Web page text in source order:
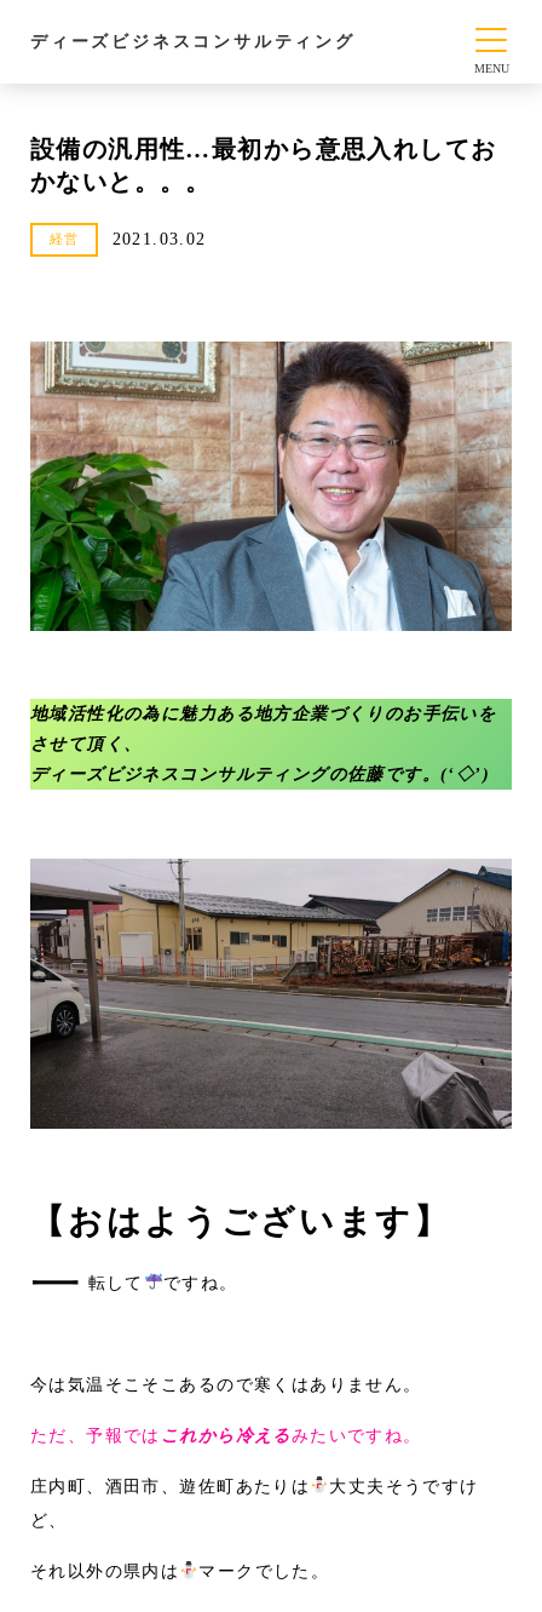
ディーズビジネスコンサルティング
設備の汎用性…最初から意思入れしてお
かないと。。。
経営 2021.03.02
地域活性化の為に魅力ある地方企業づくりのお手伝いを
させて頂く、
ディーズビジネスコンサルティングの佐藤です。(‘◇’)ゞ
【おはようございます】
一 転して ですね。
今は気温そこそこあるので寒くはありません。
ただ、予報では これから冷えるみたいですね。
庄内町、酒田市、遊佐町あたりは
大丈夫そうですけ
ど、
それ以外の県内は マークでした。